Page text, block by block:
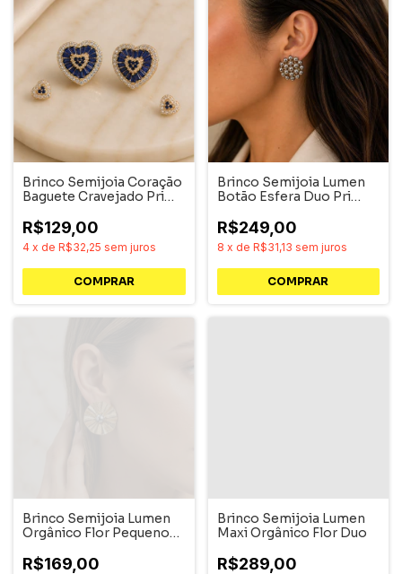
Brinco Semijoia Coração
Baguete Cravejado Pri
R$129,00
4 x de R$32,25 sem juros
COMPRAR
Brinco Semijoia Lumen
Botão Esfera Duo Pri
R$249,00
8 x de R$31,13 sem juros
Brinco Semijoia Lumen
Orgânico Flor Pequeno
R$169,00
Brinco Semijoia Lumen
Maxi Orgânico Flor Duo
R$289,00